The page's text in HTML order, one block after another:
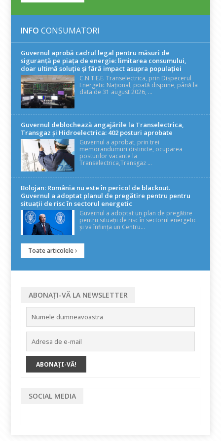
INFO CONSUMATORI
Guvernul aprobă cadrul legal pentru măsuri de
siguranță pe piața de energie: limitarea consumului,
doar ultimă soluție și fără impact asupra populației
C.N.T.E.E. Transelectrica, prin Dispecerul
Energetic Național, poată dispune, până la
data de 31 august 2026, ...
Guvernul deblochează angajările la Transelectrica,
Transgaz și Hidroelectrica: 402 posturi aprobate
Guvernul a aprobat, prin trei
memorandumuri distincte, ocuparea
posturilor vacante la
Transelectrica,Transgaz ...
Bolojan: România nu este în pericol de blackout.
Guvernul a adoptat planul de pregătire pentru pentru
situații de risc în sectorul energetic
Guvernul a adoptat un plan de pregătire
pentru situații de risc în sectorul energetic
și va înființa un Centru...
Toate articolele
ABONAȚI-VĂ LA NEWSLETTER
SOCIAL MEDIA